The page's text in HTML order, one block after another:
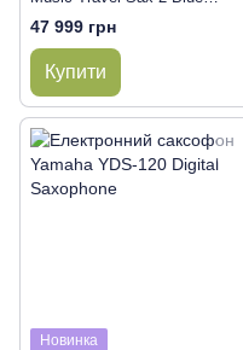
Royale
47 999 грн
Купити
Новинка